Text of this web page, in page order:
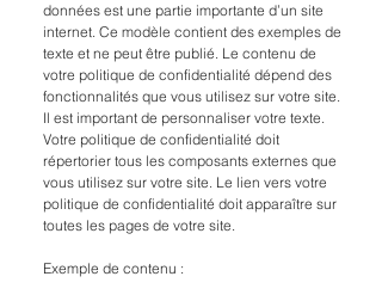
données est une partie importante d’un site
internet. Ce modèle contient des exemples de
texte et ne peut être publié. Le contenu de
votre politique de confidentialité dépend des
fonctionnalités que vous utilisez sur votre site.
Il est important de personnaliser votre texte.
Votre politique de confidentialité doit
répertorier tous les composants externes que
vous utilisez sur votre site. Le lien vers votre
politique de confidentialité doit apparaître sur
toutes les pages de votre site.
Exemple de contenu :